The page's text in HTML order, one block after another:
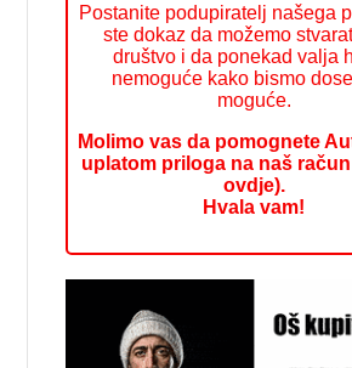
Postanite podupiratelj našega
ste dokaz da možemo
društvo i da ponekad valja
nemoguće kako bismo
moguće.
Molimo vas da pomognete
uplatom priloga na naš
ovdje).
Hvala vam!